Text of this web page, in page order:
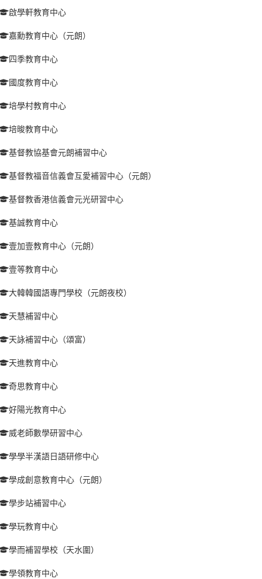
啟學軒教育中心
嘉勳教育中心（元朗）
四季教育中心
國度教育中心
培學村教育中心
培晙教育中心
基督教協基會元朗補習中心
基督教福音信義會互愛補習中心（元朗）
基督教香港信義會元光研習中心
基誠教育中心
壹加壹教育中心（元朗）
壹等教育中心
大韓韓國語專門學校（元朗夜校）
天慧補習中心
天詠補習中心（頌富）
天進教育中心
奇思教育中心
好陽光教育中心
威老師數學研習中心
學學半漢語日語研修中心
學成創意教育中心（元朗）
學步站補習中心
學玩教育中心
學而補習學校（天水圍）
學領教育中心